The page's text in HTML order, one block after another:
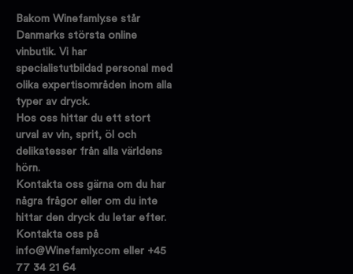
Bakom Winefamly.se står
Danmarks största online
vinbutik. Vi har
specialistutbildad personal med
olika expertisområden inom alla
typer av dryck.
Hos oss hittar du ett stort
urval av vin, sprit, öl och
delikatesser från alla världens
hörn.
Kontakta oss gärna om du har
några frågor eller om du inte
hittar den dryck du letar efter.
Kontakta oss på
info@Winefamly.com eller +45
77 34 21 64